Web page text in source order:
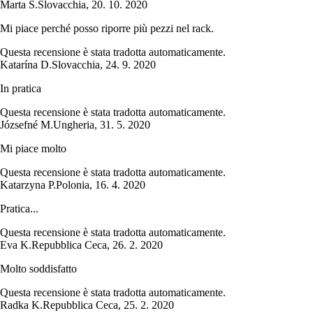
Marta S.Slovacchia, 20. 10. 2020
Mi piace perché posso riporre più pezzi nel rack.
Questa recensione è stata tradotta automaticamente.
Katarína D.Slovacchia, 24. 9. 2020
In pratica
Questa recensione è stata tradotta automaticamente.
Józsefné M.Ungheria, 31. 5. 2020
Mi piace molto
Questa recensione è stata tradotta automaticamente.
Katarzyna P.Polonia, 16. 4. 2020
Pratica...
Questa recensione è stata tradotta automaticamente.
Eva K.Repubblica Ceca, 26. 2. 2020
Molto soddisfatto
Questa recensione è stata tradotta automaticamente.
Radka K.Repubblica Ceca, 25. 2. 2020